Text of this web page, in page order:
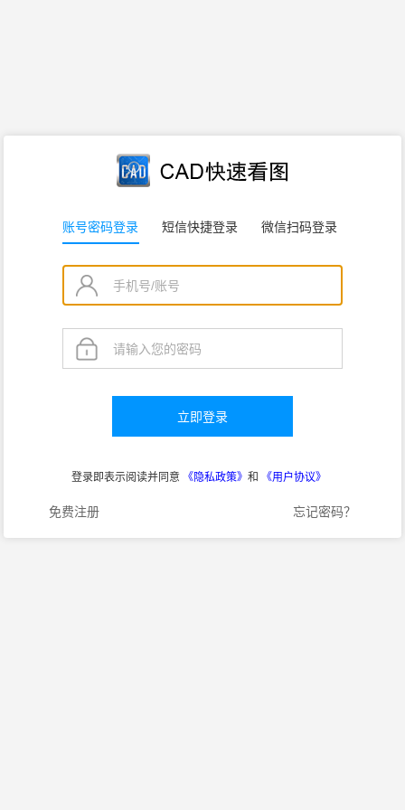
账号密码登录 短信快捷登录 微信扫码登录
立即登录
登录即表示阅读并同意 《隐私政策》 和 《用户协议》
免费注册 忘记密码？